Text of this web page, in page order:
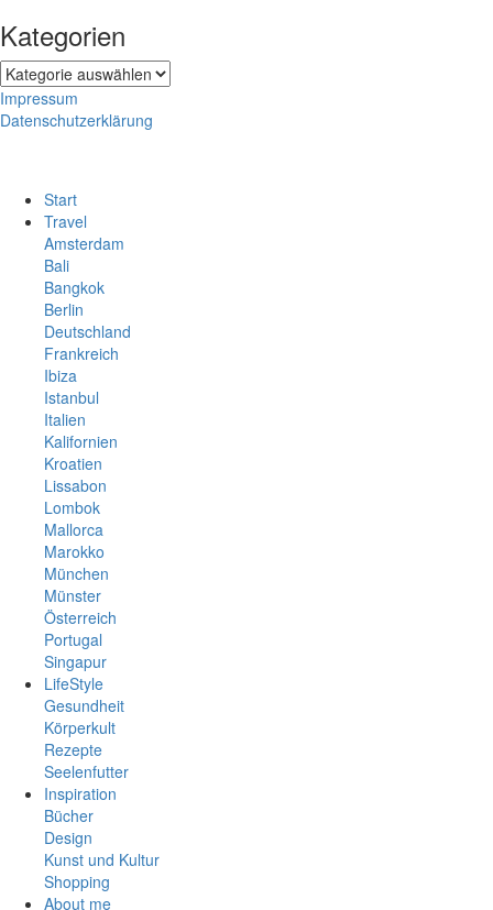
Kategorien
Kategorien
Impressum
Datenschutzerklärung
Start
Travel
Amsterdam
Bali
Bangkok
Berlin
Deutschland
Frankreich
Ibiza
Istanbul
Italien
Kalifornien
Kroatien
Lissabon
Lombok
Mallorca
Marokko
München
Münster
Österreich
Portugal
Singapur
Spanien
Südafrika
Thailand
Vietnam
LifeStyle
Gesundheit
Körperkult
Rezepte
Seelenfutter
Inspiration
Bücher
Design
Kunst und Kultur
Shopping
About me